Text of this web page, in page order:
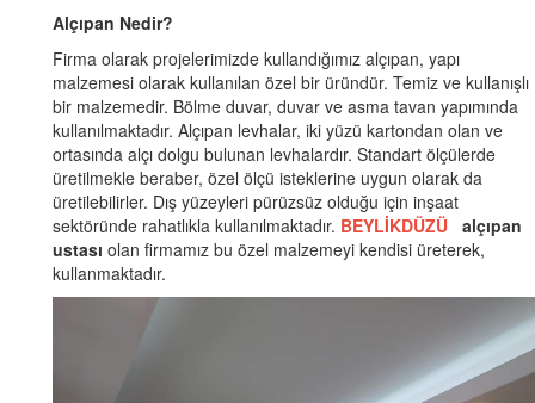
Alçıpan Nedir?
Firma olarak projelerimizde kullandığımız alçıpan, yapı
malzemesi olarak kullanılan özel bir üründür. Temiz ve kullanışlı
bir malzemedir. Bölme duvar, duvar ve asma tavan yapımında
kullanılmaktadır. Alçıpan levhalar, iki yüzü kartondan olan ve
ortasında alçı dolgu bulunan levhalardır. Standart ölçülerde
üretilmekle beraber, özel ölçü isteklerine uygun olarak da
üretilebilirler. Dış yüzeyleri pürüzsüz olduğu için inşaat
sektöründe rahatlıkla kullanılmaktadır. BEYLİKDÜZÜ alçıpan
ustası olan firmamız bu özel malzemeyi kendisi üreterek,
kullanmaktadır.